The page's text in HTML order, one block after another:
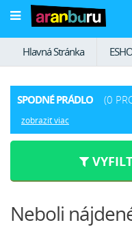
Hlavná Stránka
SPODNÉ PRÁDLO (0
zobraziť viac
Neboli